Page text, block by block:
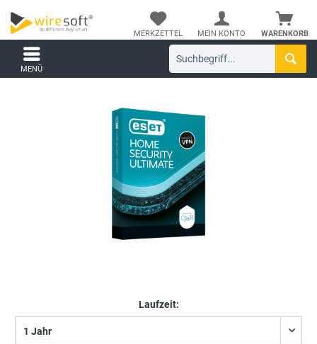
WARENKORB
MERKZETTEL MEIN KONTO
MENÜ
Laufzeit: